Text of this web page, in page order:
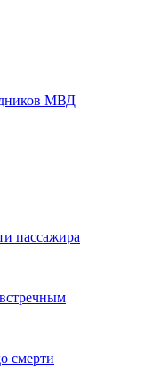
МВД
пассажира
смерти